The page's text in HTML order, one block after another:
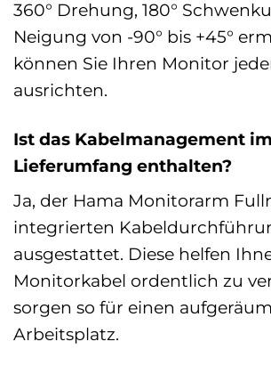
360° Drehung, 180°
Neigung von -90° bis +45°
können Sie Ihren Monitor
ausrichten.
Ist das Kabelmanagement im
Lieferumfang enthalten?
Ja, der Hama Monitorarm
integrierten
ausgestattet. Diese helfen
Monitorkabel ordentlich zu
sorgen so für einen
Arbeitsplatz.